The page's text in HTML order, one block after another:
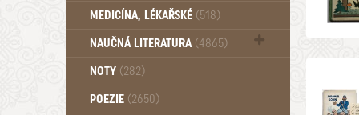
MEDICÍNA, LÉKAŘSKÉ (518)
NAUČNÁ LITERATURA (4865)
Zdraví a zdraví životní styl (510)
NOTY (282)
POEZIE (2650)